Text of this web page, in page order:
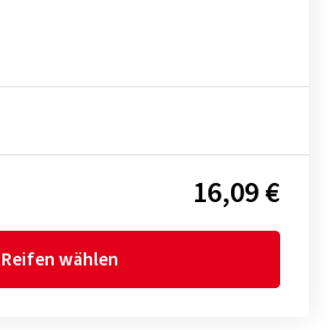
16,09 €
Reifen wählen